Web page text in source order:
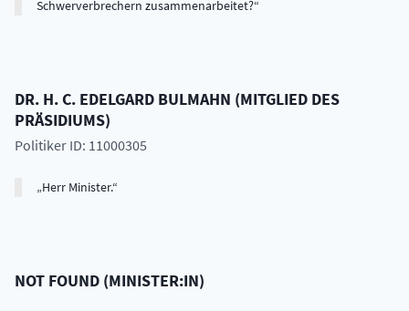
Schwerverbrechern zusammenarbeitet?
DR. H. C. EDELGARD BULMAHN (MITGLIED DES
PRÄSIDIUMS)
Politiker ID: 11000305
Herr Minister.
NOT FOUND (MINISTER:IN)